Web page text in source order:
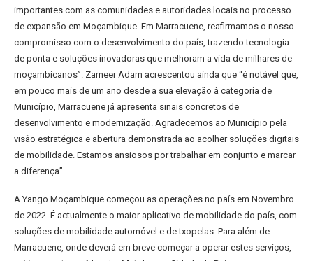
importantes com as comunidades e autoridades locais no processo
de expansão em Moçambique. Em Marracuene, reafirmamos o nosso
compromisso com o desenvolvimento do país, trazendo tecnologia
de ponta e soluções inovadoras que melhoram a vida de milhares de
moçambicanos”. Zameer Adam acrescentou ainda que “é notável que,
em pouco mais de um ano desde a sua elevação à categoria de
Município, Marracuene já apresenta sinais concretos de
desenvolvimento e modernização. Agradecemos ao Município pela
visão estratégica e abertura demonstrada ao acolher soluções digitais
de mobilidade. Estamos ansiosos por trabalhar em conjunto e marcar
a diferença”.
A Yango Moçambique começou as operações no país em Novembro
de 2022. É actualmente o maior aplicativo de mobilidade do país, com
soluções de mobilidade automóvel e de txopelas. Para além de
Marracuene, onde deverá em breve começar a operar estes serviços,